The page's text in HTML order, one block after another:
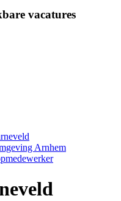
vacatures
Arnhem